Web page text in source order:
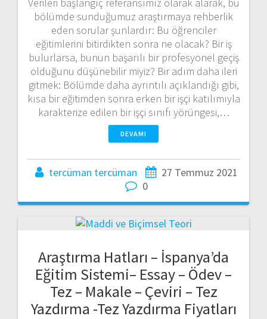
bölümde sunduğumuz araştırmaya rehberlik
eden sorular şunlardır: Bu öğrenciler
eğitimlerini bitirdikten sonra ne olacak? Bir iş
bulurlarsa, bunun başarılı bir profesyonel geçiş
olduğunu düşünebilir miyiz? Bir adım daha ileri
gitmek: Bölümde daha ayrıntılı açıklandığı gibi,
kısa bir eğitimden sonra erken bir işçi katılımıyla
karakterize edilen bir işçi sınıfı yörüngesi,…
DEVAMI
tercüman tercüman
27 Temmuz 2021
0
Araştırma Hatları – İspanya’da
Eğitim Sistemi– Essay – Ödev –
Tez – Makale – Çeviri – Tez
Yazdırma -Tez Yazdırma Fiyatları